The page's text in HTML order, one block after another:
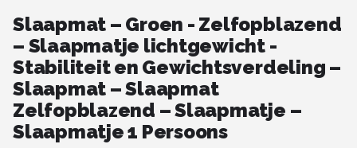
Blog
Slaapzakken
Slaapmat – Groen - Zelfopblazend
– Slaapmatje lichtgewicht -
Stabiliteit en Gewichtsverdeling –
Slaapmat – Slaapmat
Zelfopblazend – Slaapmatje –
Slaapmatje 1 Persoons